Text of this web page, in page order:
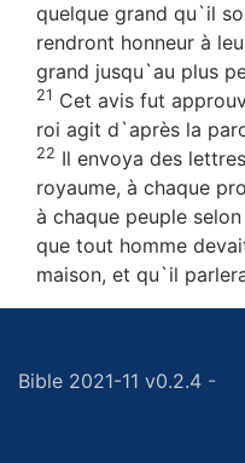
quelque grand qu`il
rendront honneur à
grand jusqu`au plus
21 Cet avis fut
roi agit d`après la
22 Il envoya des
royaume, à chaque
à chaque peuple
que tout homme
maison, et qu`il
Bible 2021-11 v0.2.4 -